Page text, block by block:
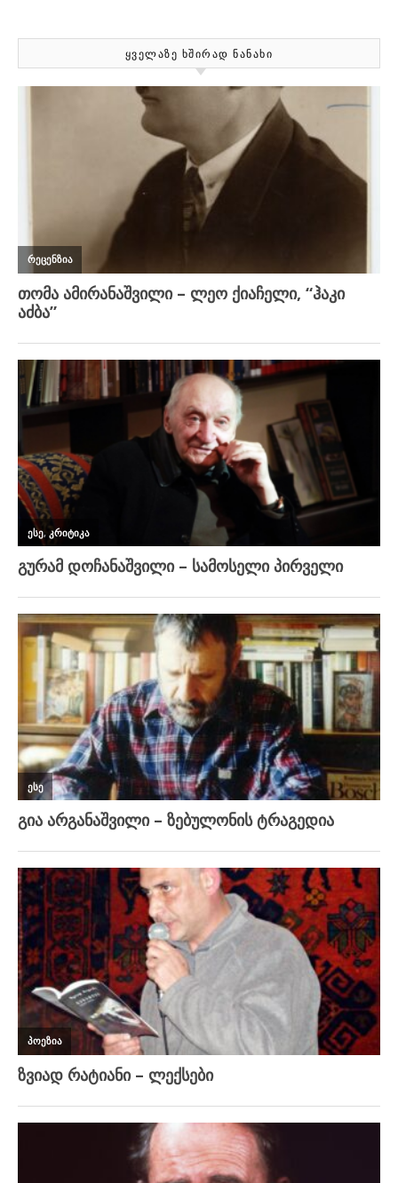
ᲧᲕᲔᲚᲐᲖᲔ ᲮᲨᲘᲠᲐᲓ ᲜᲐᲜᲐᲮᲘ